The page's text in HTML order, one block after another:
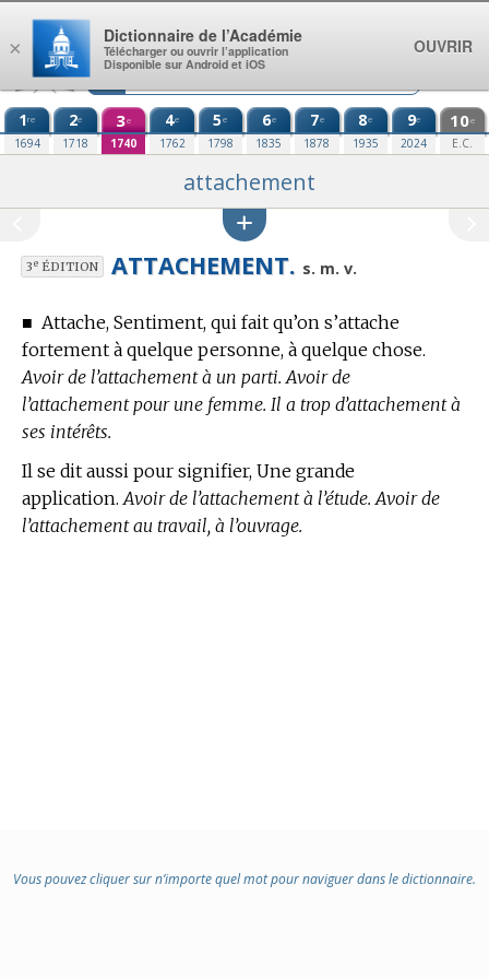
Aller au contenu
1re
1694
2e
1718
3e
1740
4e
1762
5e
1798
6e
1835
7e
1878
8e
1935
9e
2024
10e
E.C.
attachement
3eÉDITION ATTACHEMENT. s. m. v.
■ Attache, Sentiment, qui fait qu’on s’attache
fortement à quelque personne, à quelque chose.
Avoir de l’attachement à un parti. Avoir de
l’attachement pour une femme. Il a trop d’attachement à
ses intérêts.
Il se dit aussi pour signifier, Une grande
application. Avoir de l’attachement à l’étude. Avoir de
l’attachement au travail, à l’ouvrage.
Vous pouvez cliquer sur n’importe quel mot pour naviguer dans le dictionnaire.
×
Dictionnaire de l’Académie
Télécharger ou ouvrir l’application
Disponible sur Android et iOS
OUVRIR